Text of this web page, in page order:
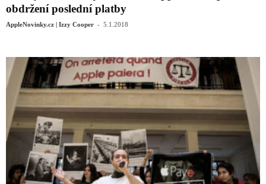
obdržení poslední platby
AppleNovinky.cz | Izzy Cooper - 5.1.2018